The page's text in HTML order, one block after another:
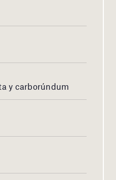
y carborúndum